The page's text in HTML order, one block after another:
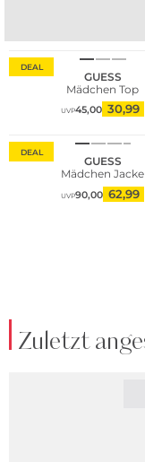
DEAL
GUESS
Mädchen Top
UVP45,00 30,99
DEAL
GUESS
Mädchen Jacke
UVP90,00 62,99
Zuletzt